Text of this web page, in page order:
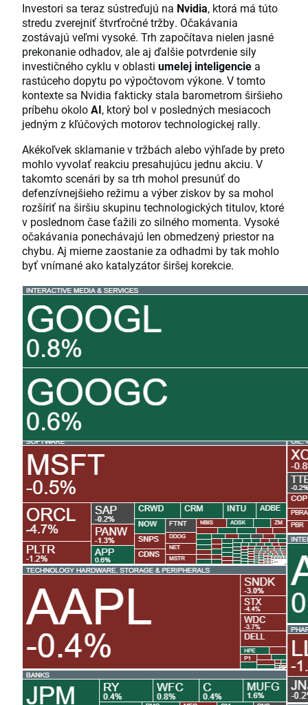
Investori sa teraz sústreďujú na Nvidia, ktorá má túto
stredu zverejniť štvrťročné tržby. Očakávania
zostávajú veľmi vysoké. Trh započítava nielen jasné
prekonanie odhadov, ale aj ďalšie potvrdenie sily
investičného cyklu v oblasti umelej inteligencie a
rastúceho dopytu po výpočtovom výkone. V tomto
kontexte sa Nvidia fakticky stala barometrom širšieho
príbehu okoloAI, ktorý bol v posledných mesiacoch
jedným z kľúčových motorov technologickej rally.
Akékoľvek sklamanie v tržbách alebo výhľade by preto
mohlo vyvolať reakciu presahujúcu jednu akciu. V
takomto scenári by sa trh mohol presunúť do
defenzívnejšieho režimu a výber ziskov by sa mohol
rozšíriť na širšiu skupinu technologických titulov, ktoré
v poslednom čase ťažili zo silného momenta. Vysoké
očakávania ponechávajú len obmedzený priestor na
chybu. Aj mierne zaostanie za odhadmi by tak mohlo
byť vnímané ako katalyzátor širšej korekcie.